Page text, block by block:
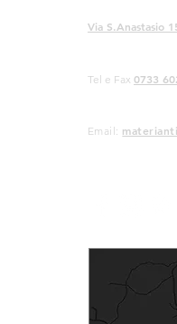
Via S.Anastasio
Tel e Fax 0733
Email: